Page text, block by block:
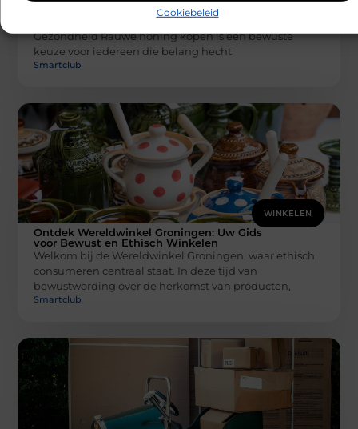
Cookiebeleid
voor de Beste Kwaliteit
Rauwe Honing Kopen: Een Stap Richting Natuurlijke
Gezondheid Rauwe honing kopen is een bewuste
keuze voor iedereen die belang hecht
Smartclub
WINKELEN
Ontdek Wereldwinkel Groningen: Uw Gids
voor Bewust en Ethisch Winkelen
Welkom bij de Wereldwinkel Groningen, waar ethisch
consumeren centraal staat. In deze tijd van
bewustwording over de herkomst van producten,
Smartclub